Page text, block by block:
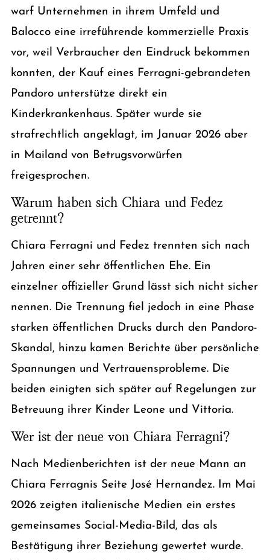
warf Unternehmen in ihrem Umfeld und
Balocco eine irreführende kommerzielle Praxis
vor, weil Verbraucher den Eindruck bekommen
konnten, der Kauf eines Ferragni-gebrandeten
Pandoro unterstütze direkt ein
Kinderkrankenhaus. Später wurde sie
strafrechtlich angeklagt, im Januar 2026 aber
in Mailand von Betrugsvorwürfen
freigesprochen.
Warum haben sich Chiara und Fedez
getrennt?
Chiara Ferragni und Fedez trennten sich nach
Jahren einer sehr öffentlichen Ehe. Ein
einzelner offizieller Grund lässt sich nicht sicher
nennen. Die Trennung fiel jedoch in eine Phase
starken öffentlichen Drucks durch den Pandoro-
Skandal, hinzu kamen Berichte über persönliche
Spannungen und Vertrauensprobleme. Die
beiden einigten sich später auf Regelungen zur
Betreuung ihrer Kinder Leone und Vittoria.
Wer ist der neue von Chiara Ferragni?
Nach Medienberichten ist der neue Mann an
Chiara Ferragnis Seite José Hernandez. Im Mai
2026 zeigten italienische Medien ein erstes
gemeinsames Social-Media-Bild, das als
Bestätigung ihrer Beziehung gewertet wurde.